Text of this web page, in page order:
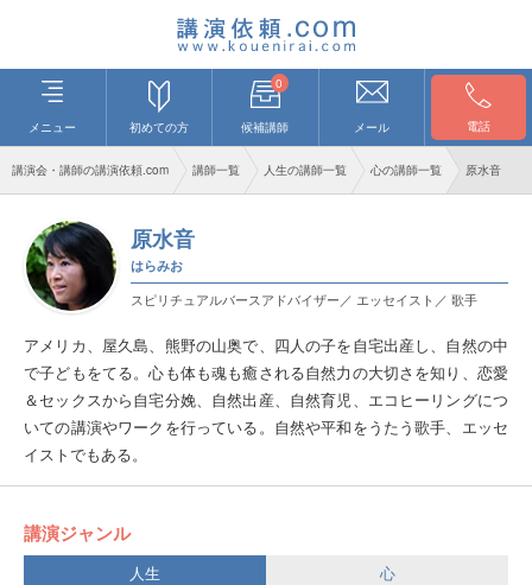
メニュー 初めての方
0
候補講師 メール 電話
講演会・講師の講演依頼.com 講師一覧 人生の講師一覧 心の講師一覧 原水音
原水音
はらみお
スピリチュアルバースアドバイザー／ エッセイスト／ 歌手
アメリカ、屋久島、熊野の山奥で、四人の子を自宅出産し、自然の中
で子どもをてる。心も体も魂も癒される自然力の大切さを知り、恋愛
＆セックスから自宅分娩、自然出産、自然育児、エコヒーリングにつ
いての講演やワークを行っている。自然や平和をうたう歌手、エッセ
イストでもある。
講演ジャンル
人生
心